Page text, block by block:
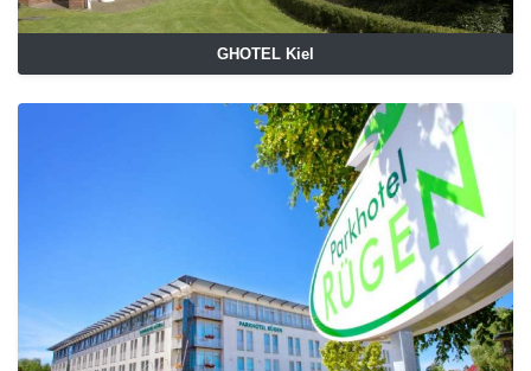
GHOTEL Kiel